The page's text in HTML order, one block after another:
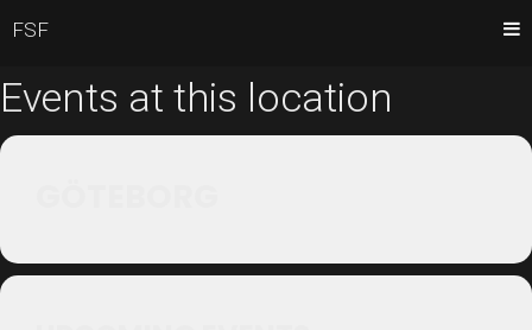
Events at this location
FSF